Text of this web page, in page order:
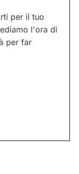
per il tuo
l'ora di
per far